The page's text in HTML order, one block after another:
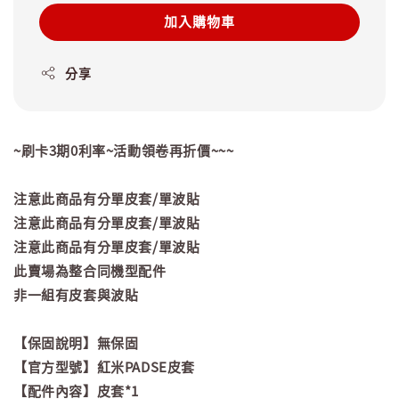
加入購物車
分享
~刷卡3期0利率~活動領卷再折價~~~
注意此商品有分單皮套/單波貼
注意此商品有分單皮套/單波貼
注意此商品有分單皮套/單波貼
此賣場為整合同機型配件
非一組有皮套與波貼
【保固說明】無保固
【官方型號】紅米PADSE皮套
【配件內容】皮套*1